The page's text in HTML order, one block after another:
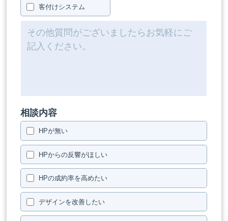
客付けシステム
相談内容
HPが無い
HPからの反響がほしい
HPの成約率を高めたい
デザインを改善したい